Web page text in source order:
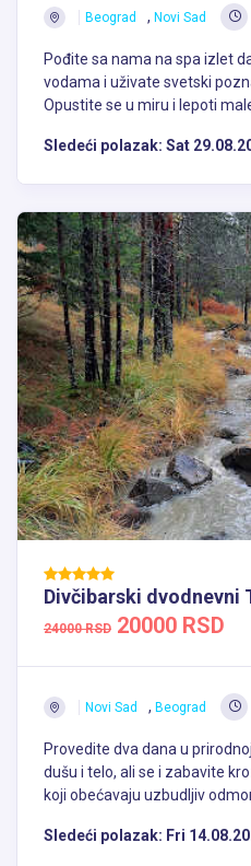
Beograd , Novi Sad
Pođite sa nama na spa izlet
vodama i uživate svetski
Opustite se u miru i lepoti
Sledeći polazak: Sat
Divčibarski dvodnevni
24000 RSD 20000 RSD
Novi Sad , Beograd
Provedite dva dana u
dušu i telo, ali se i zabavite
koji obećavaju uzbudljiv
Sledeći polazak: Fri